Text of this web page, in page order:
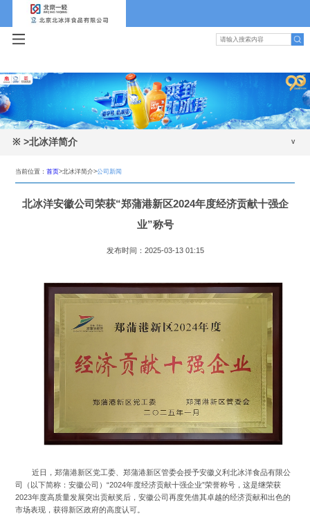
※ >北冰洋简介
发展历程
领导班子
当前位置：首页>北冰洋简介>公司新闻
北冰洋安徽公司荣获“郑蒲港新区2024年度经济贡献十强企
业”称号
发布时间：2025-03-13 01:15
近日，郑蒲港新区党工委、郑蒲港新区管委会授予安徽义利北冰洋食品有限公
司（以下简称：安徽公司）“2024年度经济贡献十强企业”荣誉称号，这是继荣获
2023年度高质量发展突出贡献奖后，安徽公司再度凭借其卓越的经济贡献和出色的
市场表现，获得新区政府的高度认可。